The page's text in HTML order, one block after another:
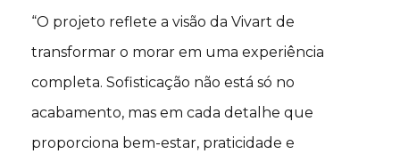
“O projeto reflete a visão da Vivart de
transformar o morar em uma experiência
completa. Sofisticação não está só no
acabamento, mas em cada detalhe que
proporciona bem-estar, praticidade e